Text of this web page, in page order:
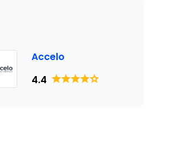
Accelo
4.4